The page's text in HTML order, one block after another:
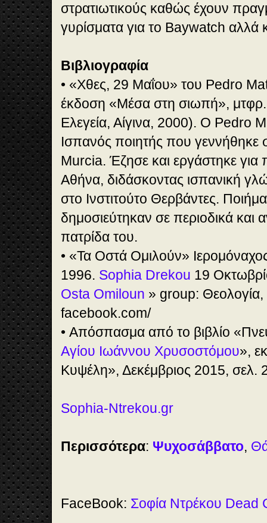
στρατιωτικούς καθώς έχουν
γυρίσματα για το Baywatch αλλά
Βιβλιογραφία
• «Χθες, 29 Μαΐου» του Pedro
έκδοση «Μέσα στη σιωπή»,
Ελεγεία, Αίγινα, 2000). O Pedro
Iσπανός ποιητής που γεννήθηκε
Murcia. Έζησε και εργάστηκε για
Αθήνα, διδάσκοντας ισπανική
στο Ινστιτούτο Θερβάντες.
δημοσιεύτηκαν σε περιοδικά και
πατρίδα του.
• «Τα Οστά Ομιλούν»
1996. Sophia Drekou 19
Osta Omiloun » group: Θεολογία,
facebook.com/
• Απόσπασμα από το βιβλίο
Αγίου Ιωάννου Χρυσοστόμου»,
Κυψέλη», Δεκέμβριος 2015, σελ.
Sophia-Ntrekou.gr
Περισσότερα: Ψυχοσάββατο,
FaceBook: Σοφία Ντρέκου Dead